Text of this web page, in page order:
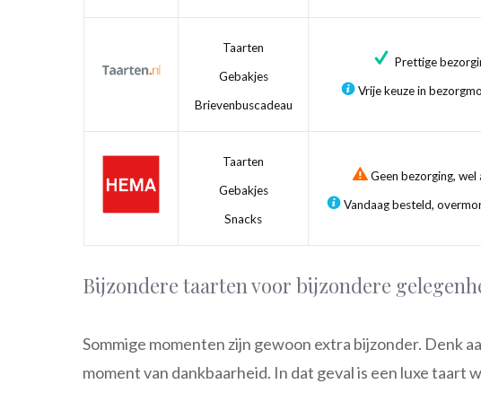
Taarten
Gebakjes
Brievenbuscadeau
Prettige
Vrije keuze in
Taarten
Gebakjes
Snacks
Geen bezorging, wel
Vandaag besteld,
Bijzondere taarten voor bijzondere
Sommige momenten zijn gewoon extra bijzonder. Denk
moment van dankbaarheid. In dat geval is een luxe taart